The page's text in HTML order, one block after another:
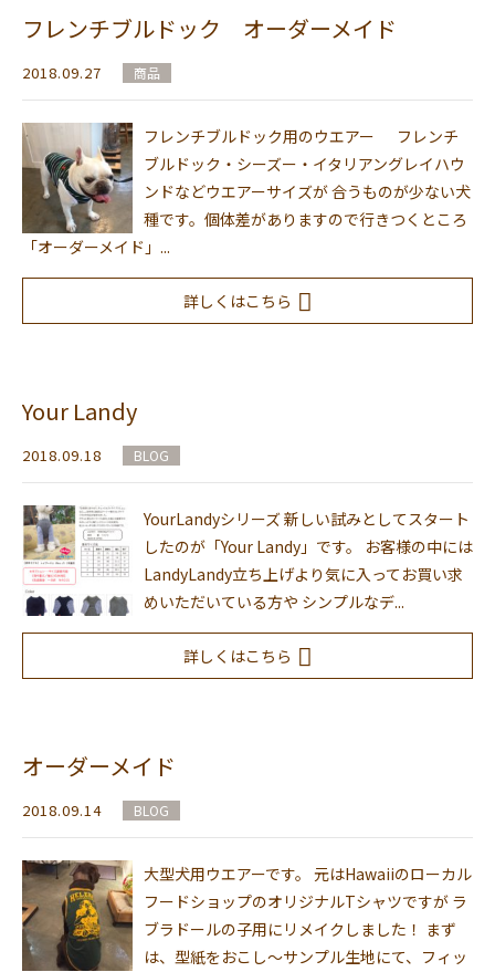
フレンチブルドック オーダーメイド
2018.09.27 商品
フレンチブルドック用のウエアー フレンチ
ブルドック・シーズー・イタリアングレイハウ
ンドなどウエアーサイズが 合うものが少ない犬
種です。個体差がありますので行きつくところ
「オーダーメイド」...
詳しくはこちら
Your Landy
2018.09.18 BLOG
YourLandyシリーズ 新しい試みとしてスタート
したのが「Your Landy」です。 お客様の中には
LandyLandy立ち上げより気に入ってお買い求
めいただいている方や シンプルなデ...
詳しくはこちら
オーダーメイド
2018.09.14 BLOG
大型犬用ウエアーです。 元はHawaiiのローカル
フードショップのオリジナルTシャツですが ラ
ブラドールの子用にリメイクしました！ まず
は、型紙をおこし～サンプル生地にて、フィッ